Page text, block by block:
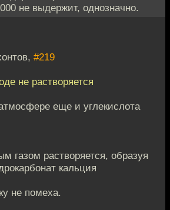
не выдержит, однозначно.
#219
не растворяется
еще и углекислота
газом растворяется, образуя
кальция
не помеха.